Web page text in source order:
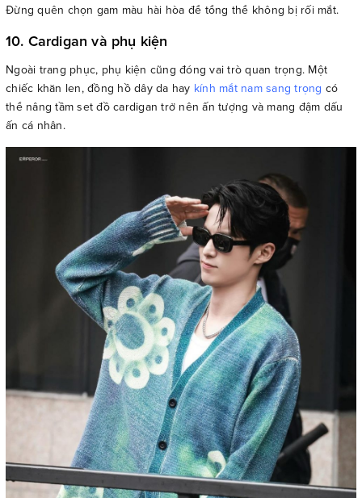
Đừng quên chọn gam màu hài hòa để tổng thể không bị rối mắt.
10. Cardigan và phụ kiện
Ngoài trang phục, phụ kiện cũng đóng vai trò quan trọng. Một
chiếc khăn len, đồng hồ dây da hay kính mắt nam sang trọng có
thể nâng tầm set đồ cardigan trở nên ấn tượng và mang đậm dấu
ấn cá nhân.